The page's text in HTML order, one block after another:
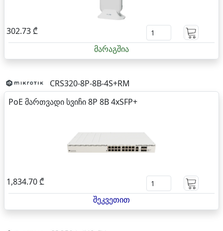
302.73 ₾
მარაგშია
CRS320-8P-8B-4S+RM
PoE მართვადი სვიჩი 8P 8B 4xSFP+
1,834.70 ₾
შეკვეთით